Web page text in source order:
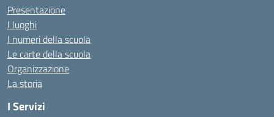
Presentazione
I luoghi
I numeri della scuola
Le carte della scuola
Organizzazione
La storia
I Servizi